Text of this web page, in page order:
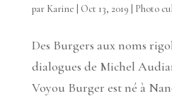
par Karine Oct 13, 2019 Photo
Des Burgers aux noms
dialogues de Michel
Voyou Burger est né à